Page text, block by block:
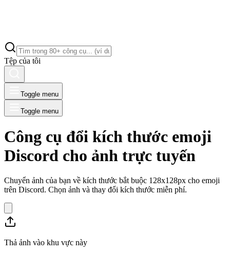
Tệp của tôi
Toggle menu
Toggle menu
Công cụ đổi kích thước emoji
Discord cho ảnh trực tuyến
Chuyển ảnh của bạn về kích thước bắt buộc 128x128px cho emoji
trên Discord. Chọn ảnh và thay đổi kích thước miễn phí.
Thả ảnh vào khu vực này